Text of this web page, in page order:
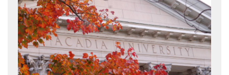
đẹp tự nhiên của Vermont từ mọi góc trong
khuôn viên trường.Xem thêm